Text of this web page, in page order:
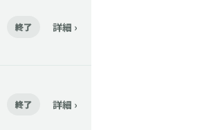
終了 詳細 ›
終了 詳細 ›